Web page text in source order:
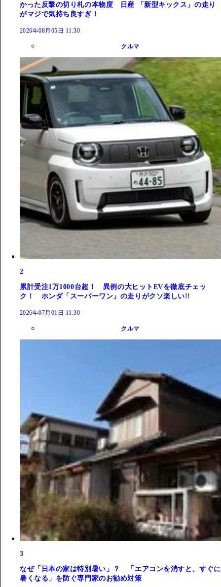
かった反撃の切り札の本物度 日産 「新型キックス」の走り
がマジで気持ち良すぎ！
2026年08月05日 11:30
クルマ
2
累計受注1万1000台超！ 異例の大ヒットEVを徹底チェッ
ク！ ホンダ「スーパーワン」の走りがクソ楽しい!!
2026年07月01日 11:30
クルマ
3
なぜ「日本の家は特別暑い」？ 「エアコンを消すと、すぐに
暑くなる」を防ぐ専門家のお勧め対策